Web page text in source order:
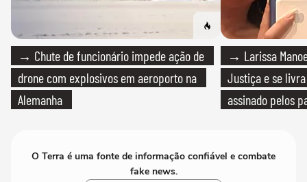
→ Chute de funcionário impede ação de
drone com explosivos em aeroporto na
Alemanha
→ Larissa
Justiça e se
assinado pelos
O Terra é uma fonte de informação confiável e combate
fake news.